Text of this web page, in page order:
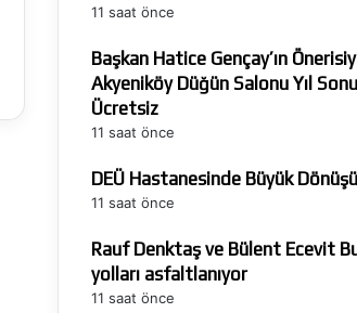
11 saat önce
Başkan Hatice Gençay’ın
Akyeniköy Düğün Salonu Yıl
Ücretsiz
11 saat önce
DEÜ Hastanesinde Büyük
11 saat önce
Rauf Denktaş ve Bülent Ecevit
yolları asfaltlanıyor
11 saat önce